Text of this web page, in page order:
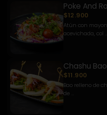
Poke And
$12.900
Atún con
acevichada, col ...
Chashu Bao
$11.900
Bao relleno de
de ...